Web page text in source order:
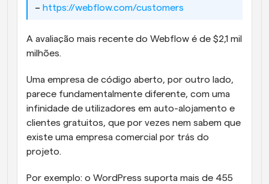
– https://webflow.com/customers
A avaliação mais recente do Webflow é de $2,1 mil
milhões.
Uma empresa de código aberto, por outro lado,
parece fundamentalmente diferente, com uma
infinidade de utilizadores em auto-alojamento e
clientes gratuitos, que por vezes nem sabem que
existe uma empresa comercial por trás do
projeto.
Por exemplo: o WordPress suporta mais de 455